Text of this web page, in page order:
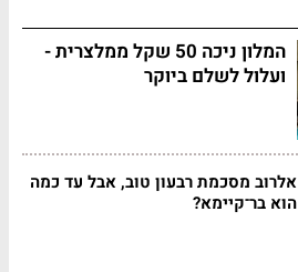
המלון ניכה 50 שקל ממלצרית -
ועלול לשלם ביוקר
אלרוב מסכמת רבעון טוב, אבל עד כמה
הוא בר־קיימא?